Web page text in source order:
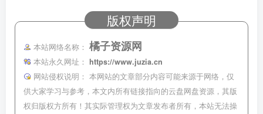
版权声明
本站网络名称： 橘子资源网
本站永久网址：
https://www.juzia.cn
网站侵权说明： 本网站的文章部分内容可能来源于网络，仅
供大家学习与参考，本文内所有链接指向的云盘网盘资源，其版
权归版权方所有！其实际管理权为文章发布者所有，本站无法操